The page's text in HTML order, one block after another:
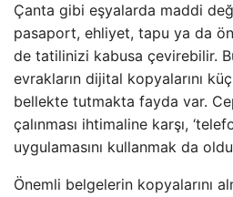
Çanta gibi eşyalarda maddi
pasaport, ehliyet, tapu ya da
de tatilinizi kabusa çevirebilir.
evrakların dijital kopyalarını
bellekte tutmakta fayda var.
çalınması ihtimaline karşı,
uygulamasını kullanmak da
Önemli belgelerin kopyalarını